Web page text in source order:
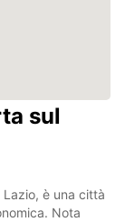
sul
è una città
Nota